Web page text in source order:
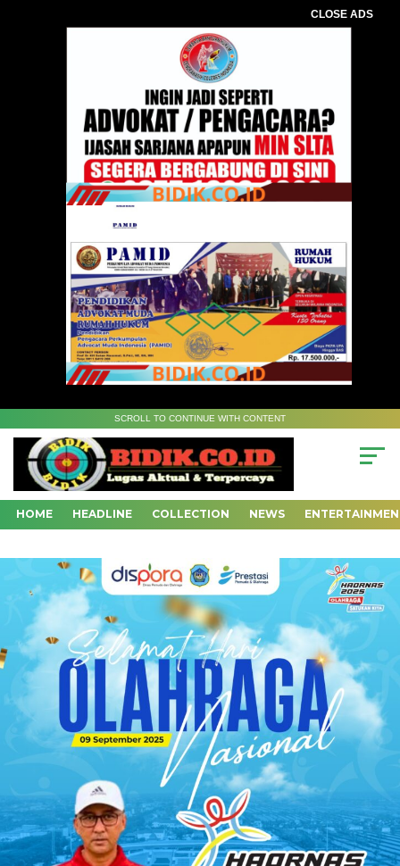
CLOSE ADS
SCROLL TO CONTINUE WITH CONTENT
HOME HEADLINE COLLECTION NEWS